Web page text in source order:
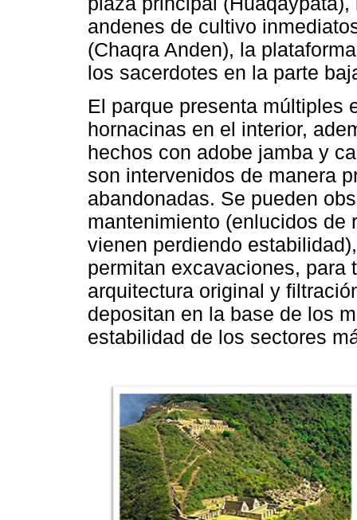
andenes de cultivo
(Chaqra Anden), la
los sacerdotes en la parte
El parque presenta múltiples
hornacinas en el interior,
hechos con adobe jamba y
son intervenidos de manera
abandonadas. Se pueden
mantenimiento (enlucidos de
vienen perdiendo
permitan excavaciones, para
arquitectura original y
depositan en la base de los
estabilidad de los sectores